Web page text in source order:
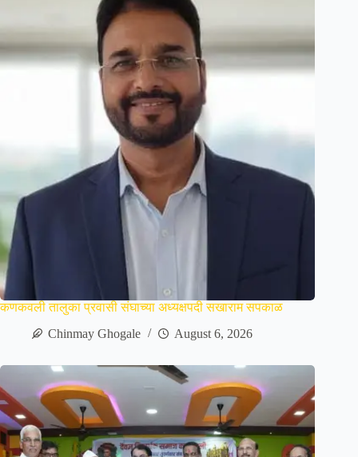
कणकवली तालुका प्रवासी संघाच्या अध्यक्षपदी सखाराम सपकाळ
Chinmay Ghogale
August 6, 2026